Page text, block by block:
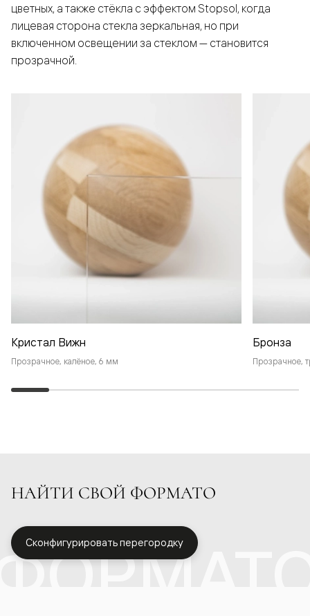
цветных, а также стёкла с эффектом Stopsol, когда
лицевая сторона стекла зеркальная, но при
включенном освещении за стеклом — становится
прозрачной.
Кристал Вижн
Прозрачное, калёное, 6 мм
Бронза
Прозрачное,
НАЙТИ СВОЙ ФОРМАТО
Сконфигурировать перегородку